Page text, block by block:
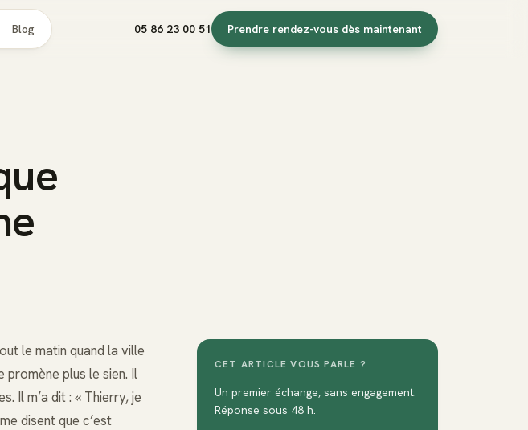
Blog 05 86 23 00 51 Prendre rendez-vous dès maintenant
le matin quand la ville
promène plus le sien. Il
Il m’a dit : « Thierry, je
disent que c’est
CET ARTICLE VOUS PARLE ?
Un premier échange, sans engagement.
Réponse sous 48 h.